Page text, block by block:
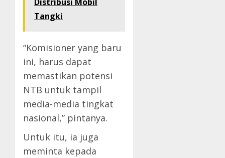
Tangki
“Komisioner yang baru
ini, harus dapat
memastikan potensi
NTB untuk tampil
media-media tingkat
nasional,” pintanya.
Untuk itu, ia juga
meminta kepada